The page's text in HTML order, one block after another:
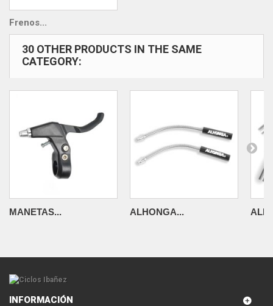
Frenos...
30 OTHER PRODUCTS IN THE SAME
CATEGORY:
MANETAS... ALHONGA...
INFORMACIÓN